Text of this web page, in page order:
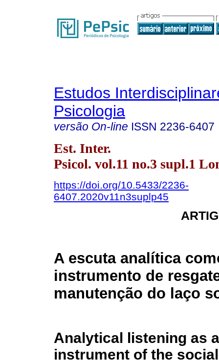
Estudos
Psicologia
versão On-line ISSN 2236-6407
Est. Inter.
Psicol. vol.11 no.3 supl.1
https://doi.org/10.5433/2236-
6407.2020v11n3suplp45
A escuta analítica
instrumento de
manutenção do laço
Analytical listening as
instrument of the